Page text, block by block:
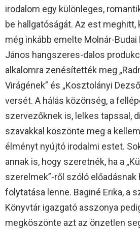
irodalom egy különleges,
be hallgatóságát. Az est
még inkább emelte Molnár-Budai
János hangszeres-dalos
alkalomra zenésítették meg
Virágének” és „Kosztolányi
versét. A hálás közönség, a
szervezőknek is, lelkes tapssal,
szavakkal köszönte meg a
élményt nyújtó irodalmi estet.
annak is, hogy szeretnék, ha a
szerelmek”-ről szóló előadásnak
folytatása lenne. Baginé Erika, a
Könyvtár igazgató asszonya
megköszönte azt az önzetlen